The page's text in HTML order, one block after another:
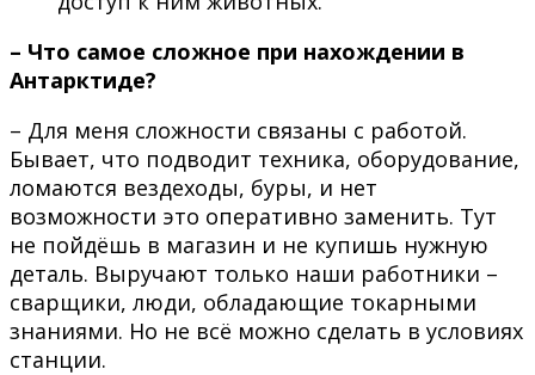
– Что самое сложное при нахождении в
Антарктиде?
– Для меня сложности связаны с работой.
Бывает, что подводит техника, оборудование,
ломаются вездеходы, буры, и нет
возможности это оперативно заменить. Тут
не пойдёшь в магазин и не купишь нужную
деталь. Выручают только наши работники –
сварщики, люди, обладающие токарными
знаниями. Но не всё можно сделать в условиях
станции.